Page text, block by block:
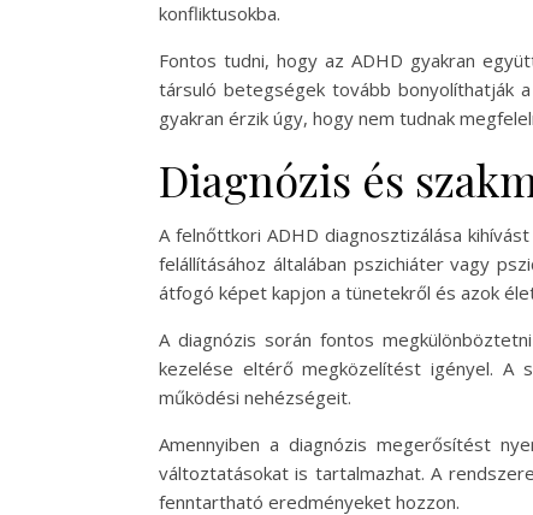
konfliktusokba.
Fontos tudni, hogy az ADHD gyakran
társuló betegségek tovább bonyolíthatják
gyakran érzik úgy, hogy nem tudnak
Diagnózis és
A felnőttkori ADHD diagnosztizálása
felállításához általában pszichiáter vagy
átfogó képet kapjon a tünetekről és azok
A diagnózis során fontos
kezelése eltérő megközelítést igényel. A
működési nehézségeit.
Amennyiben a diagnózis megerősítést
változtatásokat is tartalmazhat. A
fenntartható eredményeket hozzon.